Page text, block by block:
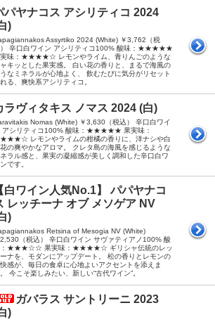
パヤナコス アシリティコ 2024
)
Assyrtiko 2024 (White) ￥3,762（税
辛口白ワイン アシリティコ100% 酸味：★★★★★
味：★★★★☆ レモンやライム、青りんごのような
キッとした果実感。 白い花の香りと、まるで海風の
うなミネラルが心地よく、 飲むたびに気分がリセット
る、爽快系アシリティコ。
ラヴィタキス ノマス 2024 (白)
Nomas (White) ￥3,630（税込） 辛口白ワイ
アシリティコ100% 酸味：★★★★★ 果実味：
レモンやライムの柑橘の香りに、洋ナシや白
の爽やかなアロマ。 クレタ島の海風を感じるような
ネラル感と、果実の凝縮感が美しく調和した辛口白ワ
です。
白ワイン人気No.1】 パパヤナコ
レッチーナ オブ メソゲア NV
)
Retsina of Mesogia NV (White)
2,530（税込） 辛口白ワイン サヴァティアノ100% 酸
：★★★☆☆ 果実味：★★★★☆ ギリシャ伝統のレッ
ナを、モダンにアップデート。 松の香りとレモンの
感が、毎日の食卓に心地よいアクセントを添えま
今こそ楽しみたい、新しい“古代ワイン”。
ガバラス サントリーニ 2023
)